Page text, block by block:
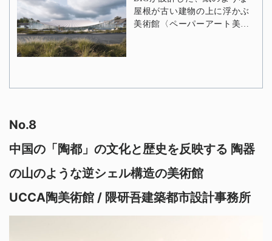
No.8
中国の「陶都」の文化と歴史を反映する 陶器
の山のような逆シェル構造の美術館
UCCA陶美術館 / 隈研吾建築都市設計事務所